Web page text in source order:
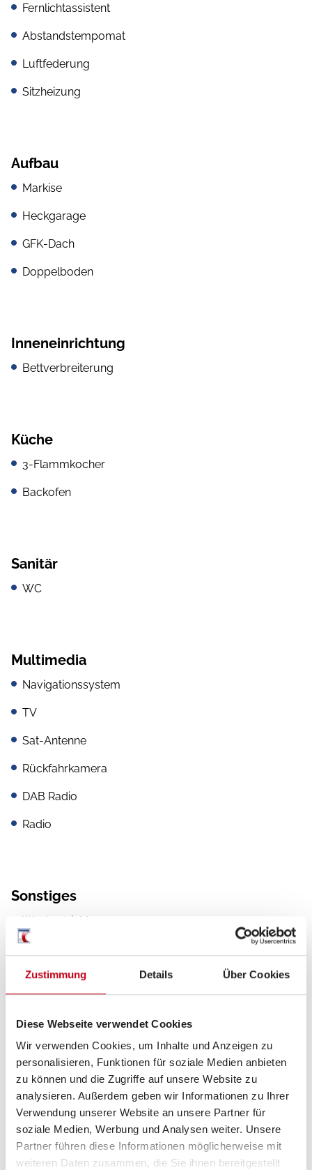
Zustimmung Details Über Cookies
Diese Webseite verwendet Cookies
Wir verwenden Cookies, um Inhalte und Anzeigen zu
personalisieren, Funktionen für soziale Medien anbieten
zu können und die Zugriffe auf unsere Website zu
analysieren. Außerdem geben wir Informationen zu Ihrer
Verwendung unserer Website an unsere Partner für
soziale Medien, Werbung und Analysen weiter. Unsere
Partner führen diese Informationen möglicherweise mit
weiteren Daten zusammen, die Sie ihnen bereitgestellt
Fernlichtassistent
Abstandstempomat
Luftfederung
Sitzheizung
Aufbau
Markise
Heckgarage
GFK-Dach
Doppelboden
Inneneinrichtung
Bettverbreiterung
Küche
3-Flammkocher
Backofen
Sanitär
WC
Multimedia
Navigationssystem
TV
Sat-Antenne
Rückfahrkamera
DAB Radio
Radio
Sonstiges
Wechselrichter
Grundrissbeschreibung
Alkoven/Hubbett ab 2 Schlafplätze